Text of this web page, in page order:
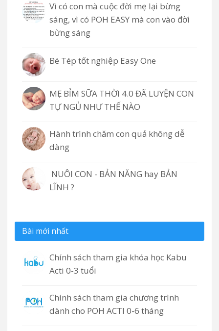
Vì có con mà cuộc đời mẹ lại bừng
sáng, vì có POH EASY mà con vào đời
bừng sáng
Bé Tép tốt nghiệp Easy One
MẸ BỈM SỮA THỜI 4.0 ĐÃ LUYỆN CON
TỰ NGỦ NHƯ THẾ NÀO
Hành trình chăm con quả không dễ
dàng
NUÔI CON - BẢN NĂNG hay BẢN
LĨNH ?
Bài mới nhất
Chính sách tham gia khóa học Kabu
Acti 0-3 tuổi
Chính sách tham gia chương trình
dành cho POH ACTI 0-6 tháng